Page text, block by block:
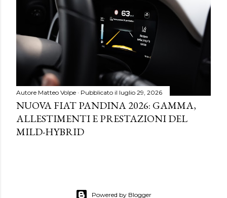
Autore Matteo Volpe Pubblicato il luglio 29, 2026
NUOVA FIAT PANDINA 2026: GAMMA,
ALLESTIMENTI E PRESTAZIONI DEL
MILD-HYBRID
Powered by Blogger